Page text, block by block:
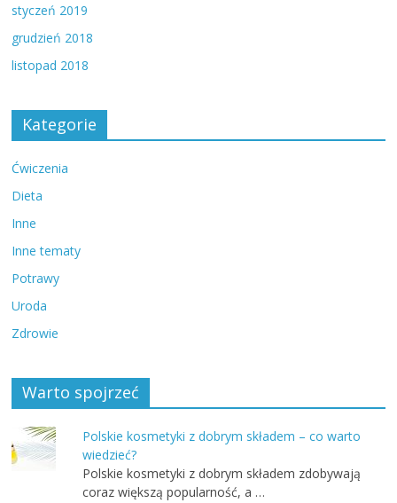
styczeń 2019
grudzień 2018
listopad 2018
Kategorie
Ćwiczenia
Dieta
Inne
Inne tematy
Potrawy
Uroda
Zdrowie
Warto spojrzeć
Polskie kosmetyki z dobrym składem – co warto
wiedzieć?
Polskie kosmetyki z dobrym składem zdobywają
coraz większą popularność, a …